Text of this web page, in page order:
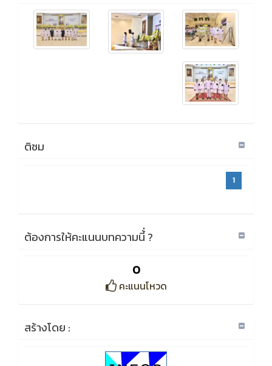
ติชม
1
ต้องการให้คะแนนบทความนี้่ ?
0
คะแนนโหวด
สร้างโดย :